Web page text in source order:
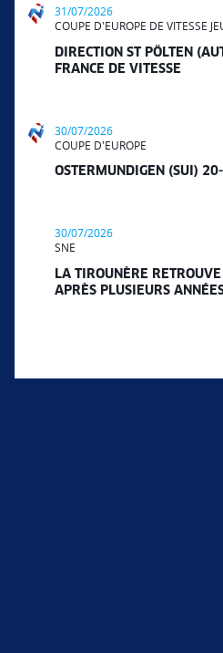
31/07/2026
COUPE D'EUROPE DE VITESSE
DIRECTION ST PÖLTEN
FRANCE DE VITESSE
30/07/2026
COUPE D'EUROPE
OSTERMUNDIGEN (SUI)
30/07/2026
SNE
LA TIROUNÈRE
APRÈS PLUSIEURS